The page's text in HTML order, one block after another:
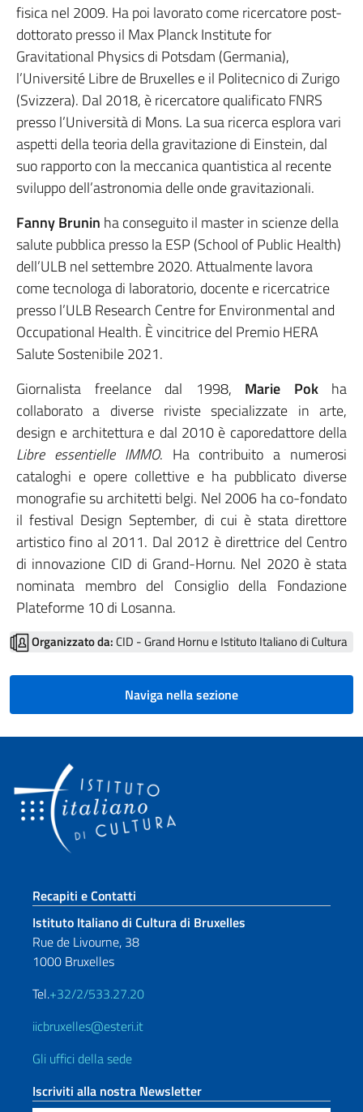
fisica nel 2009. Ha poi lavorato come ricercatore post-
dottorato presso il Max Planck Institute for
Gravitational Physics di Potsdam (Germania),
l’Université Libre de Bruxelles e il Politecnico di Zurigo
(Svizzera). Dal 2018, è ricercatore qualificato FNRS
presso l’Università di Mons. La sua ricerca esplora vari
aspetti della teoria della gravitazione di Einstein, dal
suo rapporto con la meccanica quantistica al recente
sviluppo dell’astronomia delle onde gravitazionali.
Fanny Brunin ha conseguito il master in scienze della
salute pubblica presso la ESP (School of Public Health)
dell’ULB nel settembre 2020. Attualmente lavora
come tecnologa di laboratorio, docente e ricercatrice
presso l’ULB Research Centre for Environmental and
Occupational Health. È vincitrice del Premio HERA
Salute Sostenibile 2021.
Giornalista freelance dal 1998, Marie Pokha
collaborato a diverse riviste specializzate in arte,
design e architettura e dal 2010 è caporedattore della
Libre essentielle IMMO. Ha contribuito a numerosi
cataloghi e opere collettive e ha pubblicato diverse
monografie su architetti belgi. Nel 2006 ha co-fondato
il festival Design September, di cui è stata direttore
artistico fino al 2011. Dal 2012 è direttrice del Centro
di innovazione CID di Grand-Hornu. Nel 2020 è stata
nominata membro del Consiglio della Fondazione
Plateforme 10 di Losanna.
Organizzato da: CID - Grand Hornu e Istituto Italiano di Cultura
Naviga nella sezione
Sezione footer
Recapiti e Contatti
Istituto Italiano di Cultura di Bruxelles
Rue de Livourne, 38
1000 Bruxelles
Tel.+32/2/533.27.20
iicbruxelles@esteri.it
Gli uffici della sede
Iscriviti alla nostra Newsletter